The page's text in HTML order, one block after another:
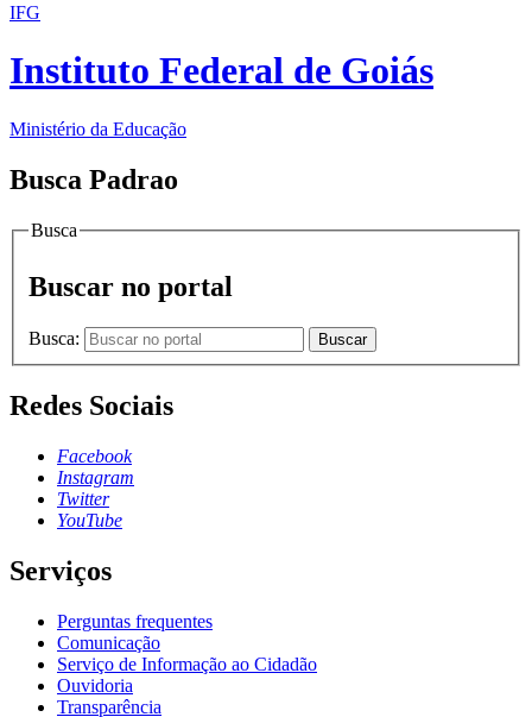
IFG
Instituto Federal de Goiás
Ministério da Educação
Busca Padrao
Busca
Buscar no portal
Busca: Buscar
Redes Sociais
Facebook
Instagram
Twitter
YouTube
Serviços
Perguntas frequentes
Comunicação
Serviço de Informação ao Cidadão
Ouvidoria
Transparência